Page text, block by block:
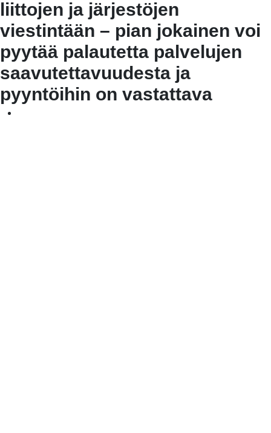
liittojen ja järjestöjen
viestintään – pian jokainen voi
pyytää palautetta palvelujen
saavutettavuudesta ja
pyyntöihin on vastattava